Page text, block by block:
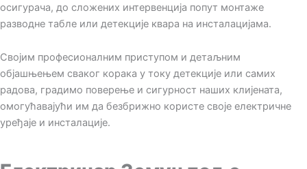
осигурача, до сложених интервенција попут монтаже
разводне табле или детекције квара на инсталацијама.
Својим професионалним приступом и детаљним
објашњењем сваког корака у току детекције или самих
радова, градимо поверење и сигурност наших клијената,
омогућавајући им да безбрижно користе своје електричне
уређаје и инсталације.